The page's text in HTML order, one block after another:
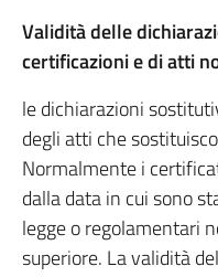
Validità delle
certificazioni e di atti
le dichiarazioni
degli atti che
Normalmente i
dalla data in cui sono
legge o regolamentari
superiore. La validità